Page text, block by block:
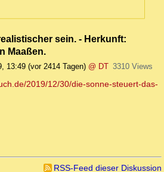
sein. - Herkunft:
Maaßen.
13:49 (vor 2414 Tagen) @ DT 3310 Views
2019/12/30/die-sonne-steuert-das-
RSS-Feed dieser Diskussion